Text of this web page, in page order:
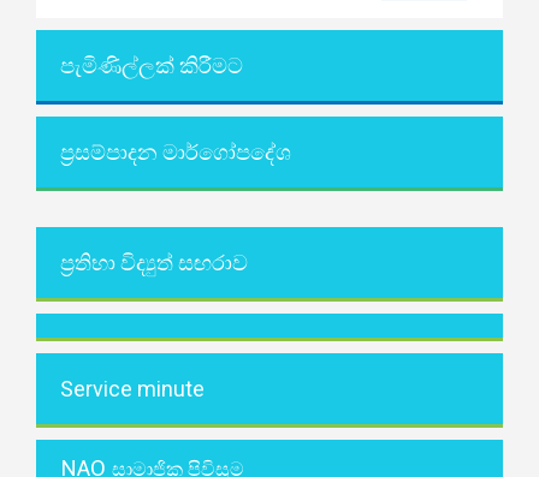
පැමිණිල්ලක් කිරීමට
ප්‍රසම්පාදන මාර්ගෝපදේශ
ප්‍රතිභා විද්‍යුත් සඟරාව
Service minute
NAO සාමාජික පිවිසුම